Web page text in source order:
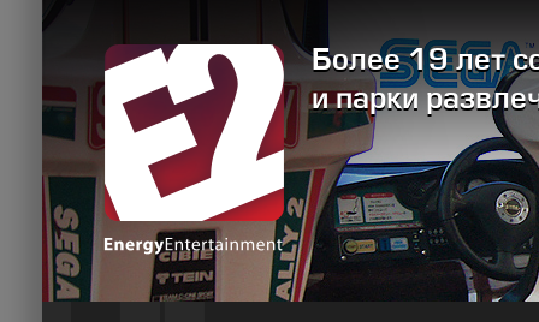
Более 19 лет
и парки